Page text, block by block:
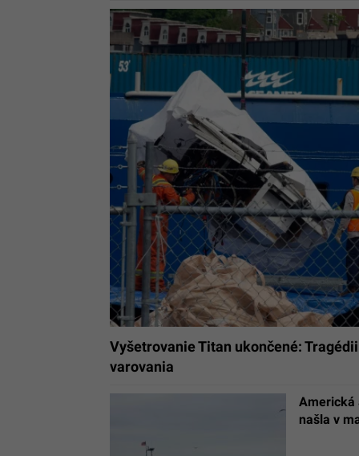
Vyšetrovanie Titan ukončené:
varovania
Americká
našla v